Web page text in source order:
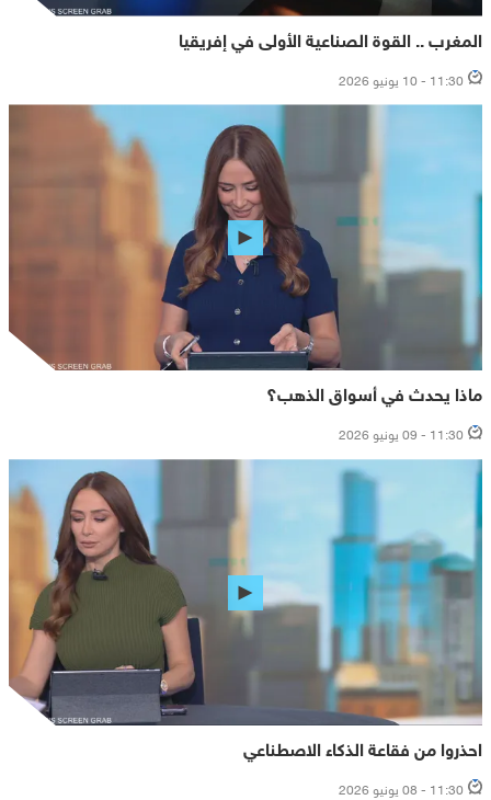
المغرب .. القوة الصناعية الأولى في إفريقيا
11:30 - 10 يونيو 2026
ماذا يحدث في أسواق الذهب؟
11:30 - 09 يونيو 2026
احذروا من فقاعة الذكاء الاصطناعي
11:30 - 08 يونيو 2026